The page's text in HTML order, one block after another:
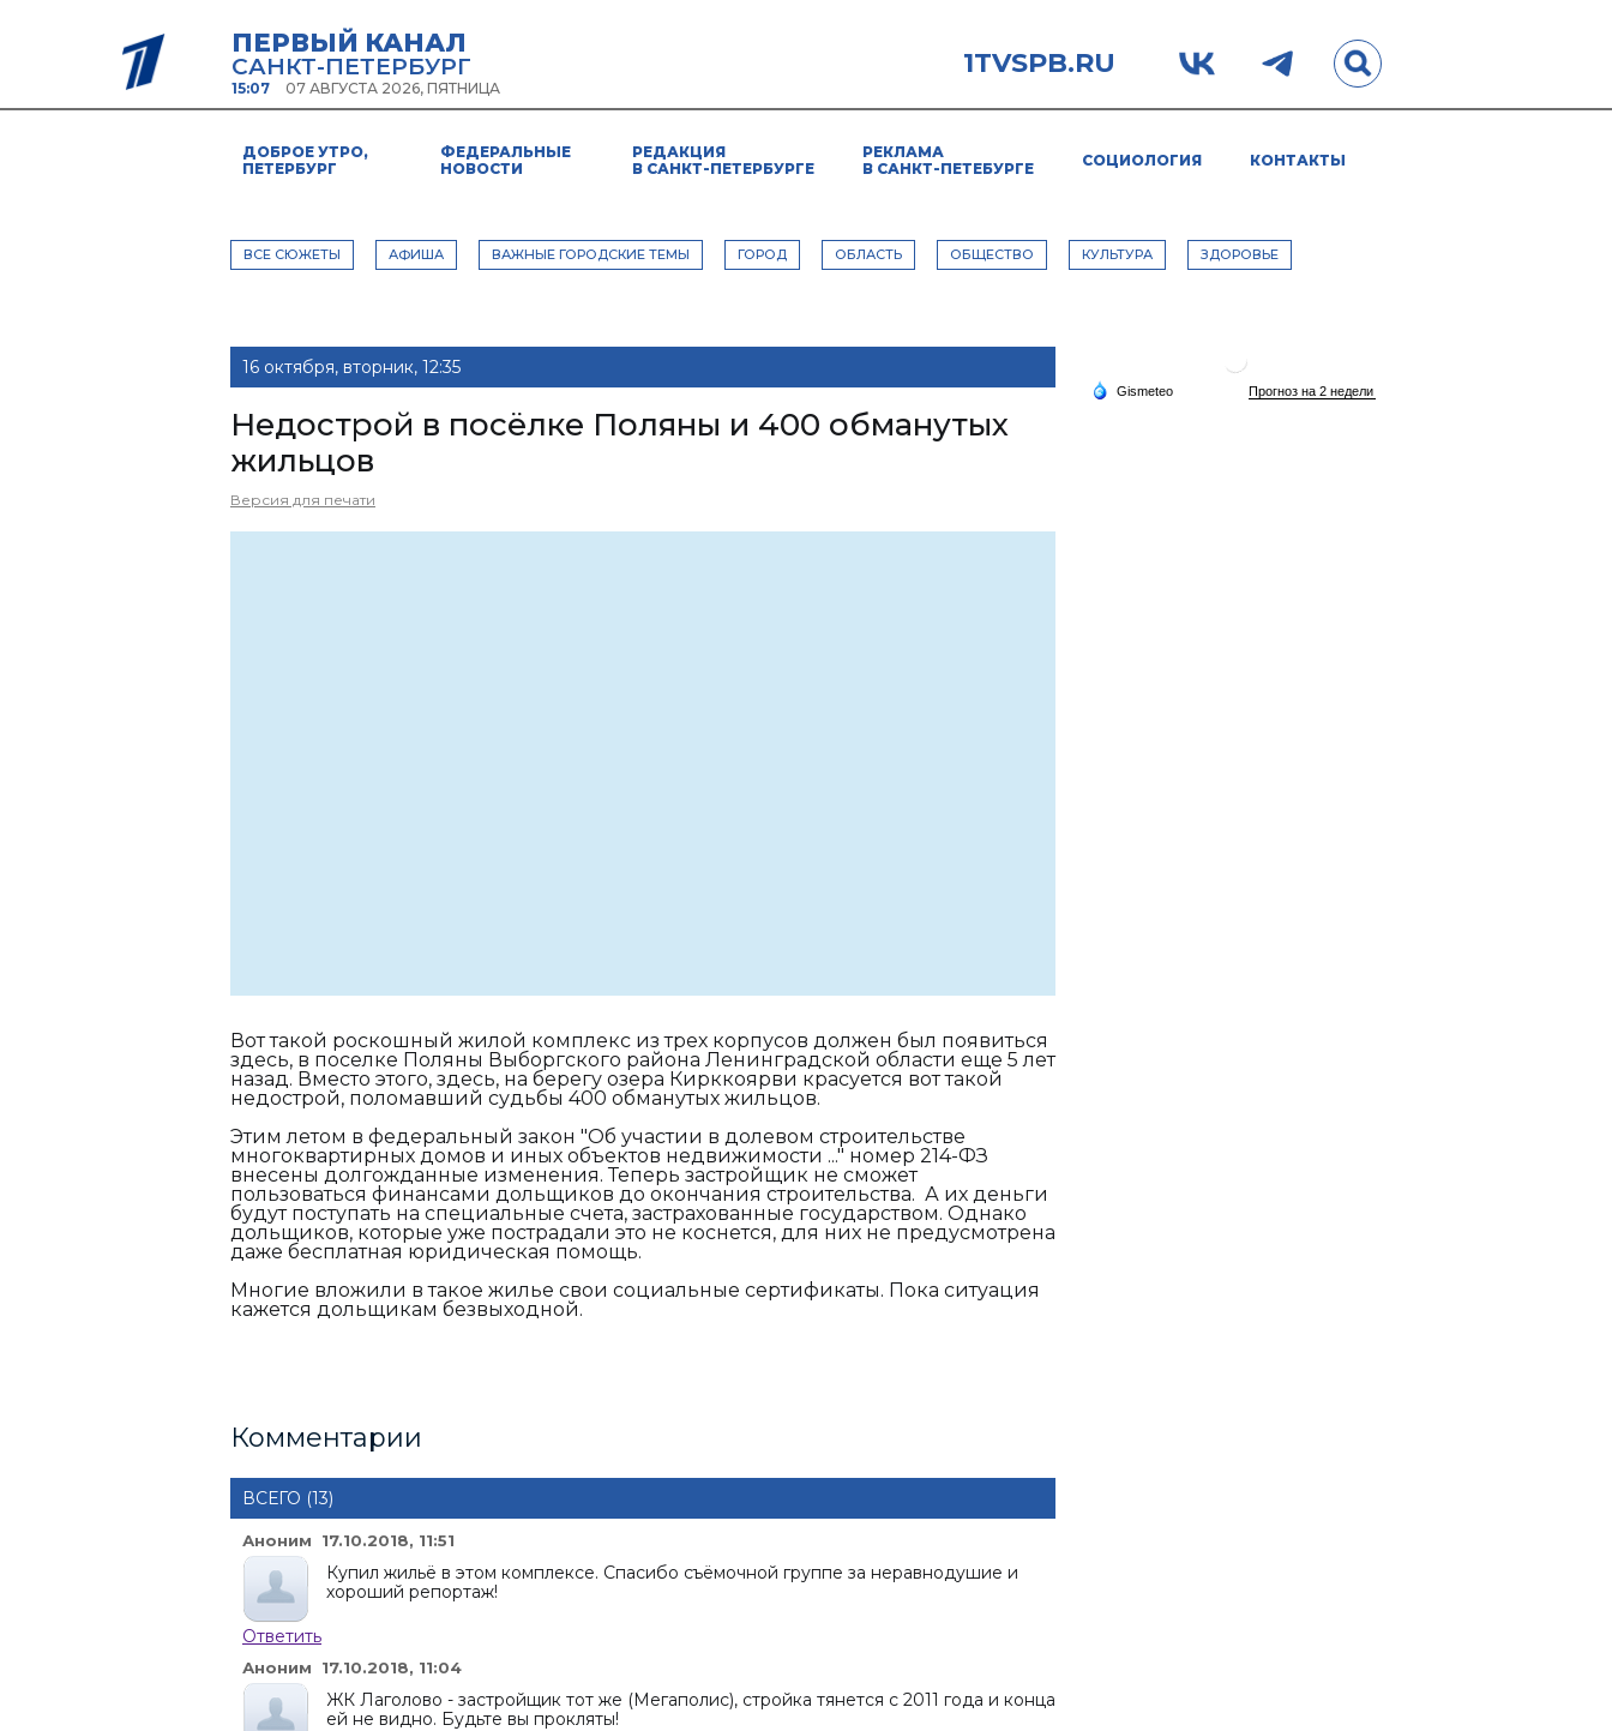
ПЕРВЫЙ КАНАЛ
САНКТ-ПЕТЕРБУРГ
15:07 07 АВГУСТА 2026, ПЯТНИЦА
1TVSPB.RU
ДОБРОЕ УТРО,
ПЕТЕРБУРГ
ФЕДЕРАЛЬНЫЕ
НОВОСТИ
РЕДАКЦИЯ
В САНКТ-ПЕТЕРБУРГЕ
РЕКЛАМА
В САНКТ-ПЕТЕБУРГЕ
СОЦИОЛОГИЯ КОНТАКТЫ
ВСЕ СЮЖЕТЫ АФИША ВАЖНЫЕ ГОРОДСКИЕ ТЕМЫ ГОРОД ОБЛАСТЬ ОБЩЕСТВО КУЛЬТУРА ЗДОРОВЬЕ
16 октября, вторник, 12:35
Недострой в посёлке Поляны и 400 обманутых
жильцов
Версия для печати
Вот такой роскошный жилой комплекс из трех корпусов должен был появиться
здесь, в поселке Поляны Выборгского района Ленинградской области еще 5 лет
назад. Вместо этого, здесь, на берегу озера Кирккоярви красуется вот такой
недострой, поломавший судьбы 400 обманутых жильцов.
Этим летом в федеральный закон "Об участии в долевом строительстве
многоквартирных домов и иных объектов недвижимости ..." номер 214-ФЗ
внесены долгожданные изменения. Теперь застройщик не сможет
пользоваться финансами дольщиков до окончания строительства. А их деньги
будут поступать на специальные счета, застрахованные государством. Однако
дольщиков, которые уже пострадали это не коснется, для них не предусмотрена
даже бесплатная юридическая помощь.
Многие вложили в такое жилье свои социальные сертификаты. Пока ситуация
кажется дольщикам безвыходной.
Комментарии
ВСЕГО (13)
Аноним 17.10.2018, 11:51
Купил жильё в этом комплексе. Спасибо съёмочной группе за неравнодушие и
хороший репортаж!
Ответить
Аноним 17.10.2018, 11:04
ЖК Лаголово - застройщик тот же (Мегаполис), стройка тянется с 2011 года и конца
ей не видно. Будьте вы прокляты!